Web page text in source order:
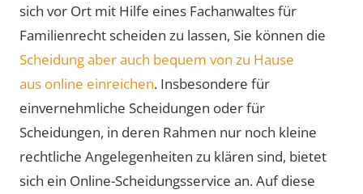
sich vor Ort mit Hilfe eines Fachanwaltes für
Familienrecht scheiden zu lassen, Sie können die
Scheidung aber auch bequem von zu Hause
aus online einreichen. Insbesondere für
einvernehmliche Scheidungen oder für
Scheidungen, in deren Rahmen nur noch kleine
rechtliche Angelegenheiten zu klären sind, bietet
sich ein Online-Scheidungsservice an. Auf diese